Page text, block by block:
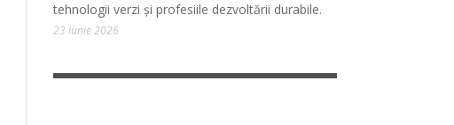
tehnologii verzi și profesiile dezvoltării durabile.
23 iunie 2026